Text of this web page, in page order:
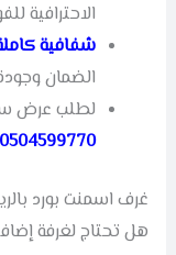
الاحترافية
شفافية
الضمان
لطلب عرض
0504599770
غرف اسمنت بورد
هل تحتاج لغرفة